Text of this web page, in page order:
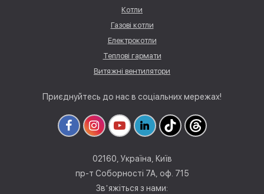
Котли
Газові котли
Електрокотли
Теплові гармати
Витяжні вентилятори
Приєднуйтесь до нас в соціальних мережах!
02160, Україна, Київ
пр-т Соборності 7А, оф. 715
Звʼяжіться з нами: